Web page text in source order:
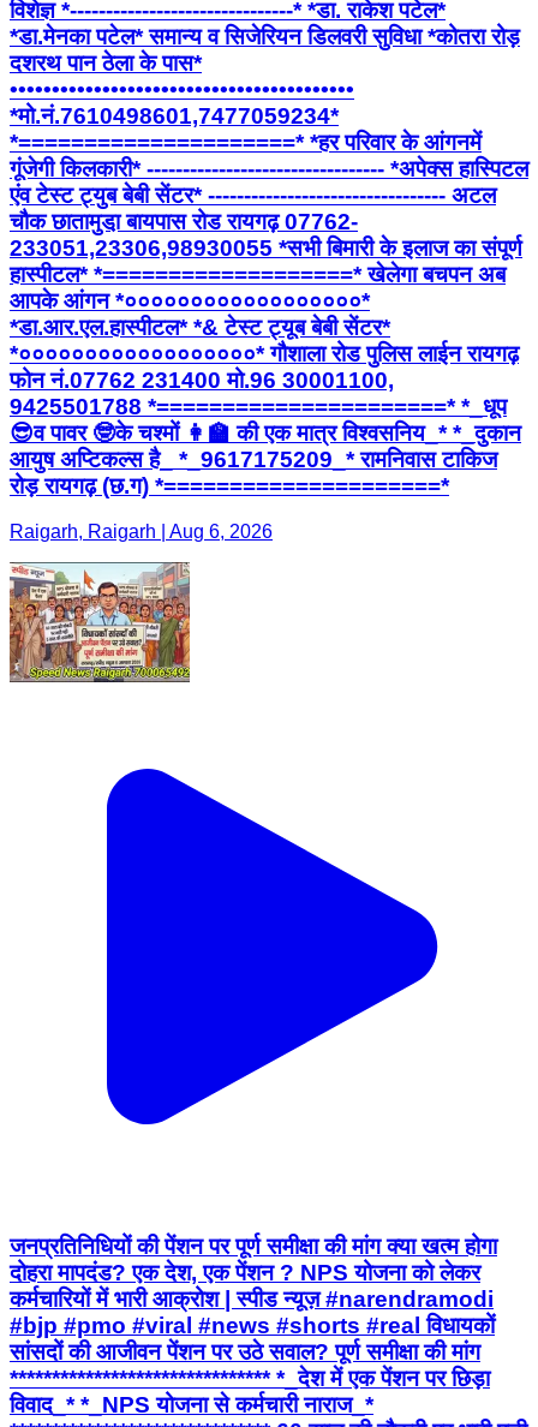
विशेज्ञ *-------------------------------* *डा. राकेश पटेल*
*डा.मेनका पटेल* समान्य व सिजेरियन डिलवरी सुविधा *कोतरा रोड़
दशरथ पान ठेला के पास*
•••••••••••••••••••••••••••••••••••••••••
*मो.नं.7610498601,7477059234*
*=====================* *हर परिवार के आंगनमें
गूंजेगी किलकारी* --------------------------------- *अपेक्स हास्पिटल
एंव टेस्ट ट्युब बेबी सेंटर* --------------------------------- अटल
चौक छातामुडा़ बायपास रोड रायगढ़ 07762-
233051,23306,98930055 *सभी बिमारी के इलाज का संपूर्ण
हास्पीटल* *===================* खेलेगा बचपन अब
आपके आंगन *००००००००००००००००००*
*डा.आर.एल.हास्पीटल* *& टेस्ट ट्यूब बेबी सेंटर*
*००००००००००००००००००* गौशाला रोड पुलिस लाईन रायगढ़
फोन नं.07762 231400 मो.96 30001100,
9425501788 *======================* *_धूप
😎व पावर 🤓के चश्मों 👩‍🏫 की एक मात्र विश्वसनिय_* *_दुकान
आयुष अप्टिकल्स है_ *_9617175209_* रामनिवास टाकिज
रोड़ रायगढ़ (छ.ग) *=====================*
Raigarh, Raigarh | Aug 6, 2026
जनप्रतिनिधियों की पेंशन पर पूर्ण समीक्षा की मांग क्या खत्म होगा
दोहरा मापदंड? एक देश, एक पेंशन ? NPS योजना को लेकर
कर्मचारियों में भारी आक्रोश | स्पीड न्यूज़ #narendramodi
#bjp #pmo #viral #news #shorts #real विधायकों
सांसदों की आजीवन पेंशन पर उठे सवाल? पूर्ण समीक्षा की मांग
******************************* *_देश में एक पेंशन पर छिड़ा
विवाद_* *_NPS योजना से कर्मचारी नाराज_*